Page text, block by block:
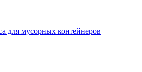
для мусорных контейнеров